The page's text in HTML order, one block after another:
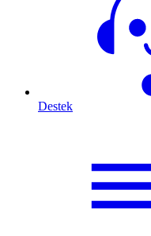
Destek